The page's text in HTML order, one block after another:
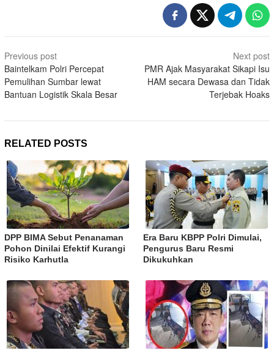
Post
navigation
Previous post
Baintelkam Polri Percepat
Pemulihan Sumbar lewat
Bantuan Logistik Skala Besar
Next post
PMR Ajak Masyarakat Sikapi Isu
HAM secara Dewasa dan Tidak
Terjebak Hoaks
RELATED POSTS
DPP BIMA Sebut Penanaman
Pohon Dinilai Efektif Kurangi
Risiko Karhutla
Era Baru KBPP Polri Dimulai,
Pengurus Baru Resmi
Dikukuhkan